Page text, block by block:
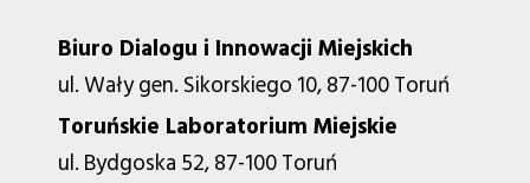
Biuro Dialogu i Innowacji Miejskich
ul. Wały gen. Sikorskiego 10, 87-100 Toruń
Toruńskie Laboratorium Miejskie
ul. Bydgoska 52, 87-100 Toruń